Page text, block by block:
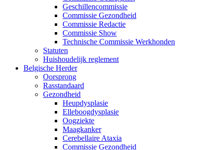
Geschillencommissie
Commissie Gezondheid
Commissie Redactie
Commissie Show
Technische Commissie Werkhonden
Statuten
Huishoudelijk reglement
Belgische Herder
Oorsprong
Rasstandaard
Gezondheid
Heupdysplasie
Elleboogdysplasie
Oogziekte
Maagkanker
Cerebellaire Ataxia
Commissie Gezondheid